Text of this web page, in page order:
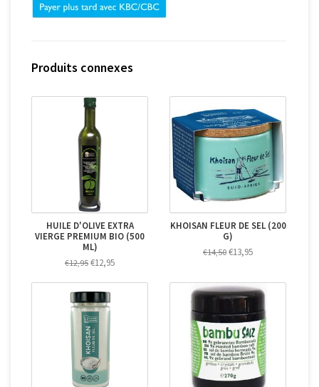
Produits connexes
HUILE D'OLIVE EXTRA
VIERGE PREMIUM BIO (500
ML)
€12,95 €12,95
KHOISAN FLEUR DE SEL (200
G)
€14,50 €13,95